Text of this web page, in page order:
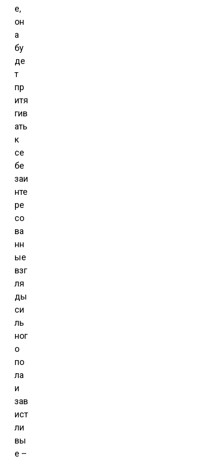
е,
он
а
бу
де
т
пр
итя
гив
ать
к
се
бе
заи
нте
ре
со
ва
нн
ые
взг
ля
ды
си
ль
ног
о
по
ла
и
зав
ист
ли
вы
е –